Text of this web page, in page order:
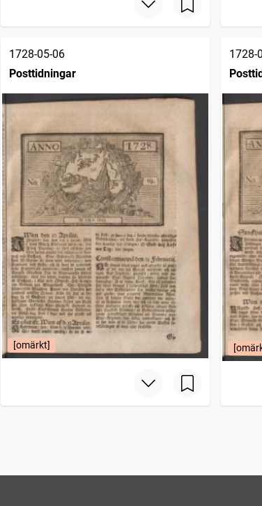
1728-05-06
Posttidningar
[omärkt]
1728-